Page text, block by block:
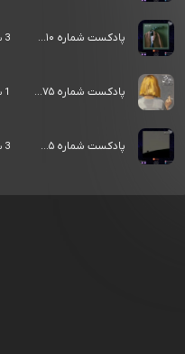
پادکست شماره ۱۰... 3 سال قبل
پادکست شماره ۷۵... 1 سال قبل
پادکست شماره ۵... 3 سال قبل